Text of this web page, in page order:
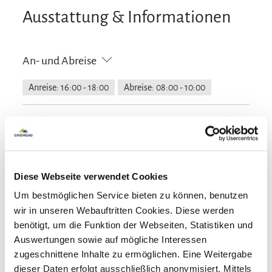
Diese Webseite verwendet Cookies
Um bestmöglichen Service bieten zu können, benutzen
wir in unseren Webauftritten Cookies. Diese werden
benötigt, um die Funktion der Webseiten, Statistiken und
Auswertungen sowie auf mögliche Interessen
zugeschnittene Inhalte zu ermöglichen. Eine Weitergabe
dieser Daten erfolgt ausschließlich anonymisiert. Mittels
Ausstattung & Informationen
An- und Abreise
Anreise: 16:00 - 18:00 Abreise: 08:00 - 10:00
kostenloser Parkplatz
Feuerlöscher in der Unterkunft
Aktivitäten
Angeln Bogenschießen
Fahrradtouren
Golfplatz (Entfernung max. 3 km)
Langlaufen
Minigolf
Radfahren Skifahren
Tennisplatz
Ausstattung
Spielplatz